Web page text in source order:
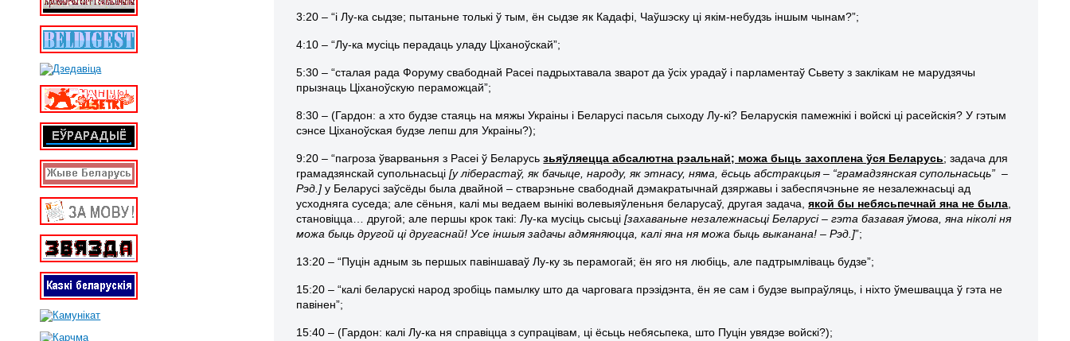
3:20 – “і Лу-ка сыдзе; пытаньне толькі ў тым, ён сыдзе як Кадафі, Чаўшэску ці якім-небудзь іншым чынам?”;
4:10 – “Лу-ка мусіць перадаць уладу Ціханоўскай”;
5:30 – “сталая рада Форуму свабоднай Расеі падрыхтавала зварот да ўсіх урадаў і парламентаў Сьвету з заклікам не марудзячы
прызнаць Ціханоўскую пераможцай”;
8:30 – (Гардон: а хто будзе стаяць на мяжы Украіны і Беларусі пасьля сыходу Лу-кі? Беларускія памежнікі і войскі ці расейскія? У гэтым
сэнсе Ціханоўская будзе лепш для Украіны?);
9:20 – “пагроза ўварваньня з Расеі ў Беларусьзьяўляецца абсалютна рэальнай; можа быць захоплена ўся Беларусь; задача для
грамадзянскай супольнасьці[у ліберастаў, як бачыце, народу, як этнасу, няма, ёсьць абстракцыя – “грамадзянская супольнасьць” –
Рэд.] у Беларусі заўсёды была двайной – стварэньне свабоднай дэмакратычнай дзяржавы і забеспячэньне яе незалежнасьці ад
усходняга суседа; але сёньня, калі мы ведаем вынікі волевыяўленьня беларусаў, другая задача,якой бы небясьпечнай яна не была
становіцца… другой; але першы крок такі: Лу-ка мусіць сысьці[захаваньне незалежнасьці Беларусі – гэта базавая ўмова, яна ніколі ня
можа быць другой ці другаснай! Усе іншыя задачы адмяняюцца, калі яна ня можа быць выканана! – Рэд.]”;
13:20 – “Пуцін адным зь першых павіншаваў Лу-ку зь перамогай; ён яго ня любіць, але падтрымліваць будзе”;
15:20 – “калі беларускі народ зробіць памылку што да чарговага прэзідэнта, ён яе сам і будзе выпраўляць, і ніхто ўмешвацца ў гэта не
павінен”;
15:40 – (Гардон: калі Лу-ка ня справіцца з супрацівам, ці ёсьць небясьпека, што Пуцін увядзе войскі?);